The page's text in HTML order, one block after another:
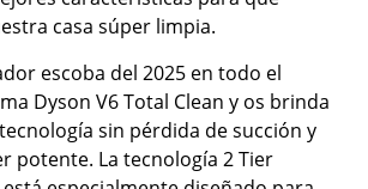
casa súper limpia.
escoba del 2025 en todo el
Dyson V6 Total Clean y os brinda
sin pérdida de succión y
potente. La tecnología 2 Tier